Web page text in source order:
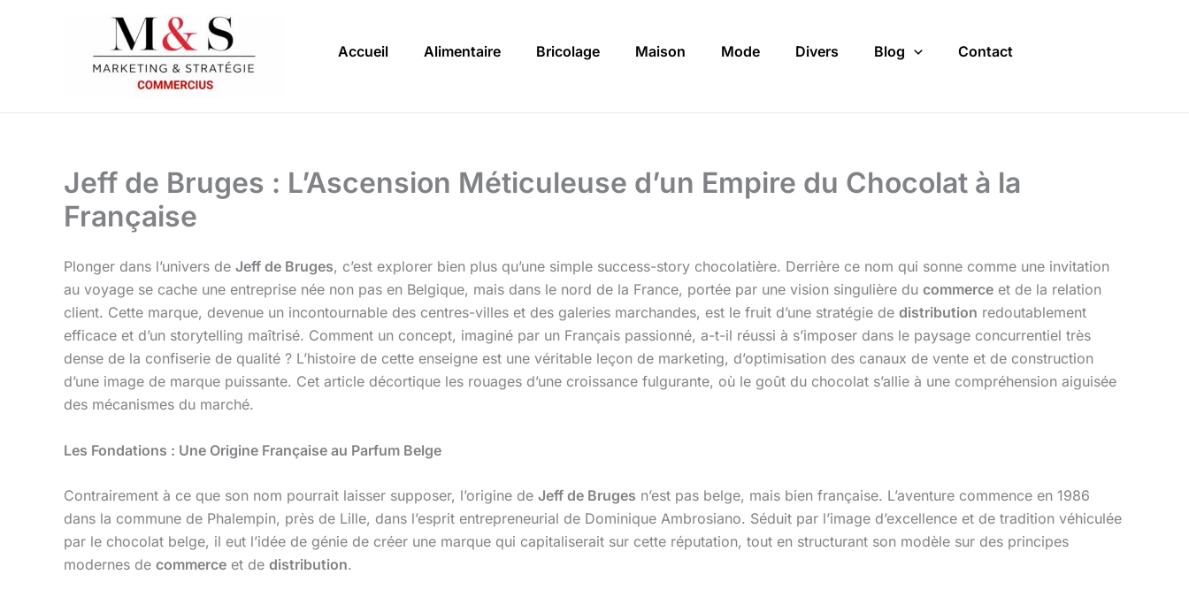
Accueil Alimentaire Bricolage Maison Mode Divers Blog Contact
Jeff de Bruges : L’Ascension Méticuleuse d’un Empire du Chocolat à la
Française
Plonger dans l’univers de Jeff de Bruges, c’est explorer bien plus qu’une simple success-story chocolatière. Derrière ce nom qui sonne comme une invitation
au voyage se cache une entreprise née non pas en Belgique, mais dans le nord de la France, portée par une vision singulière du commerce et de la relation
client. Cette marque, devenue un incontournable des centres-villes et des galeries marchandes, est le fruit d’une stratégie de distribution redoutablement
efficace et d’un storytelling maîtrisé. Comment un concept, imaginé par un Français passionné, a-t-il réussi à s’imposer dans le paysage concurrentiel très
dense de la confiserie de qualité ? L’histoire de cette enseigne est une véritable leçon de marketing, d’optimisation des canaux de vente et de construction
d’une image de marque puissante. Cet article décortique les rouages d’une croissance fulgurante, où le goût du chocolat s’allie à une compréhension aiguisée
des mécanismes du marché.
Les Fondations : Une Origine Française au Parfum Belge
Contrairement à ce que son nom pourrait laisser supposer, l’origine de Jeff de Bruges n’est pas belge, mais bien française. L’aventure commence en 1986
dans la commune de Phalempin, près de Lille, dans l’esprit entrepreneurial de Dominique Ambrosiano. Séduit par l’image d’excellence et de tradition véhiculée
par le chocolat belge, il eut l’idée de génie de créer une marque qui capitaliserait sur cette réputation, tout en structurant son modèle sur des principes
modernes de commerce et de distribution.